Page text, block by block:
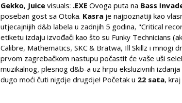
Gekko, Juicevisuals: .EXE Ovoga puta na Bass
poseban gost sa Otoka. Kasra je najpoznatiji kao
utjecajnijih d&b labela u zadnjih 5 godina, "Critical
etiketu izdaju izvođači kao što su Funky Technicians
Calibre, Mathematics, SKC & Bratwa, Ill Skillz i mnogi
prvom zagrebačkom nastupu počastit će vaše uši
muzikalnog, plesnog d&b-a uz hrpu eksluzivnih
dugo moći čuti nigdje drugdje! Početak u 22 sata, kraj